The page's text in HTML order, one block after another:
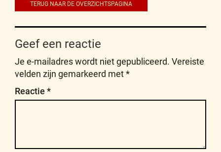
TERUG NAAR DE OVERZICHTSPAGINA
Geef een reactie
Je e-mailadres wordt niet gepubliceerd. Vereiste
velden zijn gemarkeerd met*
Reactie *